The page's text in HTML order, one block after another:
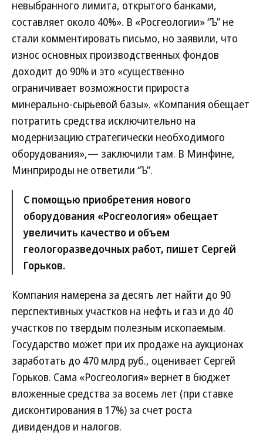
невыбранного лимита, открытого банками,
составляет около 40%». В «Росгеологии» “Ъ” не
стали комментировать письмо, но заявили, что
износ основных производственных фондов
доходит до 90% и это «существенно
ограничивает возможности прироста
минерально-сырьевой базы». «Компания обещает
потратить средства исключительно на
модернизацию стратегически необходимого
оборудования»,— заключили там. В Минфине,
Минприроды не ответили “Ъ”.
С помощью приобретения нового
оборудования «Росгеология» обещает
увеличить качество и объем
геологоразведочных работ, пишет Сергей
Горьков.
Компания намерена за десять лет найти до 90
перспективных участков на нефть и газ и до 40
участков по твердым полезным ископаемым.
Государство может при их продаже на аукционах
заработать до 470 млрд руб., оценивает Сергей
Горьков. Сама «Росгеология» вернет в бюджет
вложенные средства за восемь лет (при ставке
дисконтирования в 17%) за счет роста
дивидендов и налогов.